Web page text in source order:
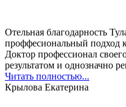
Отельная благодарность
проффесиональный подход
Доктор профессионал
результатом и однозначно
Читать полностью...
Крылова Екатерина